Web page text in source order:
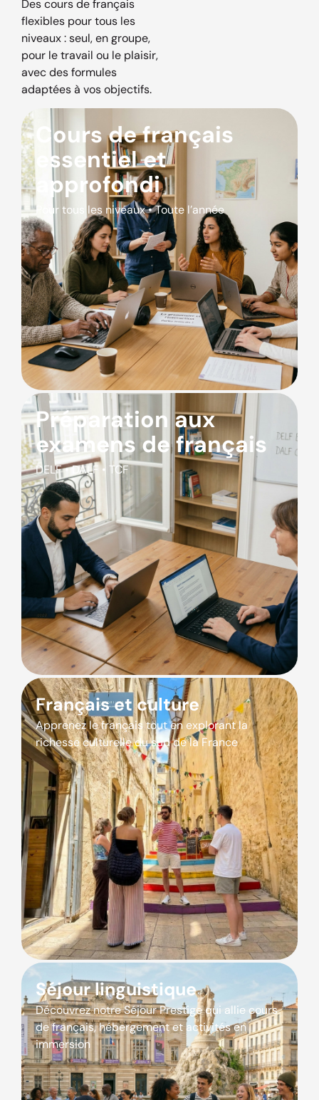
Des cours de français
flexibles pour tous les
niveaux : seul, en groupe,
pour le travail ou le plaisir,
avec des formules
adaptées à vos objectifs.
Cours de français
essentiel et
approfondi
Pour tous les niveaux • Toute l’année
Préparation aux
examens de français
DELF • DALF • TCF
Français et culture
Apprenez le français tout en explorant la
richesse culturelle du sud de la France
Séjour linguistique
Découvrez notre Séjour Prestige qui allie cours
de français, hébergement et activités en
immersion